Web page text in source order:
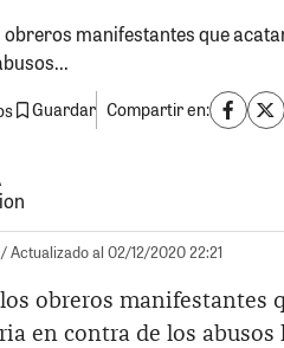
obreros manifestantes que
Guardar Compartir en:
/ Actualizado al 02/12/2020 22:21
obreros manifestantes
en contra de los abusos